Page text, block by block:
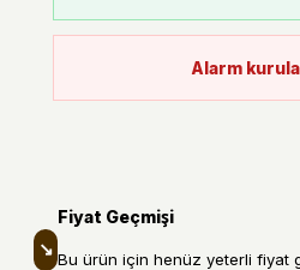
Alarm
↘
Fiyat Geçmişi
Bu ürün için henüz yeterli fiyat